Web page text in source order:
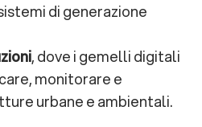
di generazione
, dove i gemelli digitali
monitorare e
urbane e ambientali.